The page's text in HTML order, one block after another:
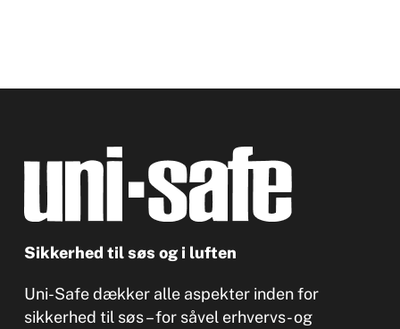
Sikkerhed til søs og i luften
Uni-Safe dækker alle aspekter inden for
sikkerhed til søs – for såvel erhvervs- og